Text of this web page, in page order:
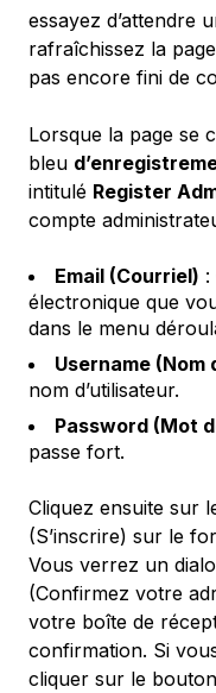
essayez d’attendre
rafraîchissez la
pas encore fini de
Lorsque la page se
bleu
intitulé Register
compte
Email (Courriel) :
électronique que
dans le menu
Username (Nom
nom d’utilisateur.
Password (Mot
passe fort.
Cliquez ensuite sur
(S’inscrire) sur le
Vous verrez un
(Confirmez votre
votre boîte de
confirmation. Si
cliquer sur le bouton